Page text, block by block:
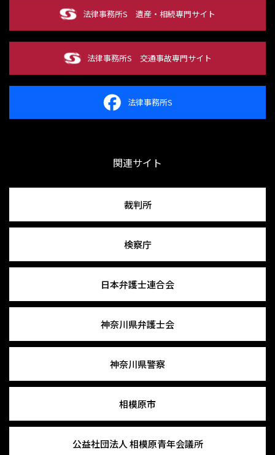
法律事務所S 遺産・相続専門サイト
法律事務所S 交通事故専門サイト
法律事務所S
関連サイト
裁判所
検察庁
日本弁護士連合会
神奈川県弁護士会
神奈川県警察
相模原市
公益社団法人 相模原青年会議所